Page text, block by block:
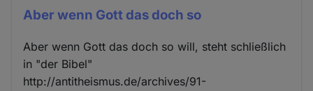
Aber wenn Gott das doch so
Aber wenn Gott das doch so will, steht schließlich
in "der Bibel"
http://antitheismus.de/archives/91-